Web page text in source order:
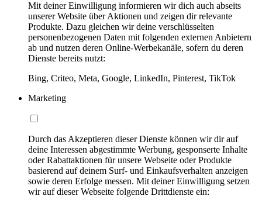
Mit deiner Einwilligung informieren wir dich auch abseits
unserer Website über Aktionen und zeigen dir relevante
Produkte. Dazu gleichen wir deine verschlüsselten
personenbezogenen Daten mit folgenden externen Anbietern
ab und nutzen deren Online-Werbekanäle, sofern du deren
Dienste bereits nutzt:
Bing, Criteo, Meta, Google, LinkedIn, Pinterest, TikTok
Marketing
Durch das Akzeptieren dieser Dienste können wir dir auf
deine Interessen abgestimmte Werbung, gesponserte Inhalte
oder Rabattaktionen für unsere Webseite oder Produkte
basierend auf deinem Surf- und Einkaufsverhalten anzeigen
sowie deren Erfolge messen. Mit deiner Einwilligung setzen
wir auf dieser Webseite folgende Drittdienste ein: